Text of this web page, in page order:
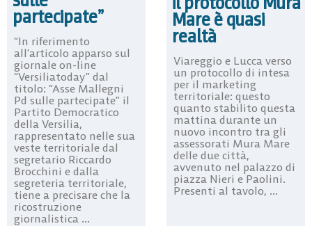
partecipate”
“In riferimento
all’articolo apparso sul
giornale on-line
“Versiliatoday” dal
titolo: “Asse Mallegni
Pd sulle partecipate” il
Partito Democratico
della Versilia,
rappresentato nelle sua
veste territoriale dal
segretario Riccardo
Brocchini e dalla
segreteria territoriale,
tiene a precisare che la
ricostruzione
giornalistica ...
Mare è quasi
realtà
Viareggio e Lucca verso
un protocollo di intesa
per il marketing
territoriale: questo
quanto stabilito questa
mattina durante un
nuovo incontro tra gli
assessorati Mura Mare
delle due città,
avvenuto nel palazzo di
piazza Nieri e Paolini.
Presenti al tavolo, ...